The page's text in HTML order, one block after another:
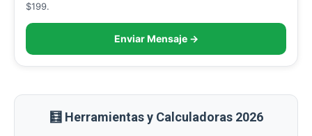
$199.
Enviar Mensaje →
🧮 Herramientas y Calculadoras 2026